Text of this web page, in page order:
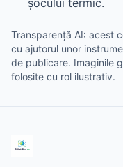
șocului termic.
Transparență AI: acest
cu ajutorul unor
de publicare. Imaginile
folosite cu rol ilustrativ.